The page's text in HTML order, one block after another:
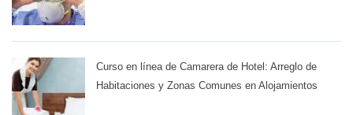
Curso en línea de Camarera de Hotel: Arreglo de
Habitaciones y Zonas Comunes en Alojamientos